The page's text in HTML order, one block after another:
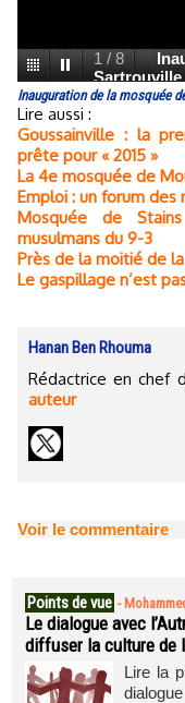
1 /8
Sartrouville
inaugurée
Inauguration de la mosquée
Lire aussi :
Goussainville : la
prête pour « 2015 »
La 4e mosquée de
Emploi : un forum
Mosquée de
musulmans du 9-3
Près de la moitié de
Le gaspillage n’est
Hanan Ben Rhouma
Rédactrice en chef
auteur
Voir le commentaire
Points de vue -
Le dialogue avec
diffuser la culture de
Lire la